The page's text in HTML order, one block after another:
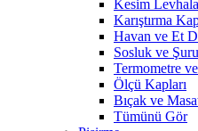
Kesim
Karıştırma
Havan ve Et
Sosluk ve
Termometre
Ölçü Kapları
Bıçak ve
Tümünü Gör